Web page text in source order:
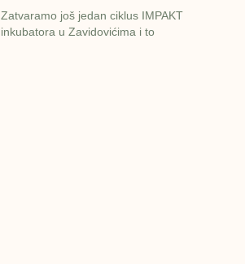
Zatvaramo još jedan ciklus IMPAKT
inkubatora u Zavidovićima i to